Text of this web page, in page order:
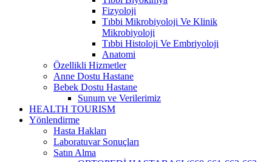
Fizyoloji
Tıbbi Mikrobiyoloji Ve Klinik
Mikrobiyoloji
Tıbbi Histoloji Ve Embriyoloji
Anatomi
Özellikli Hizmetler
Anne Dostu Hastane
Bebek Dostu Hastane
Sunum ve Verilerimiz
HEALTH TOURISM
Yönlendirme
Hasta Hakları
Laboratuvar Sonuçları
Satın Alma